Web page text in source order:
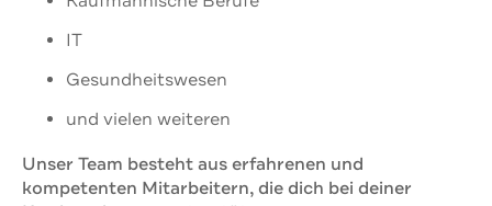
IT
Gesundheitswesen
und vielen weiteren
Unser Team besteht aus erfahrenen und
kompetenten Mitarbeitern, die dich bei deiner